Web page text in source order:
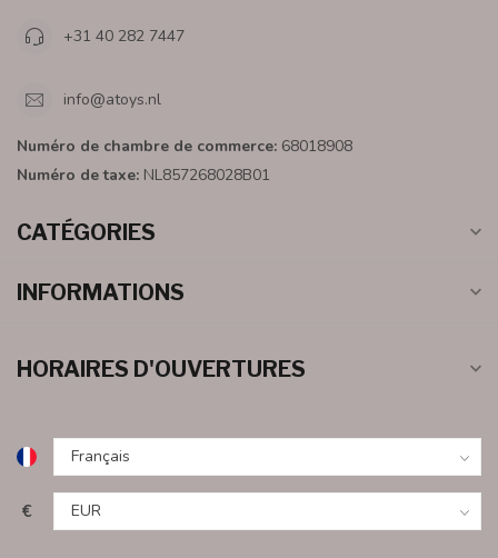
+31 40 282 7447
info@atoys.nl
Numéro de chambre de commerce: 68018908
Numéro de taxe: NL857268028B01
CATÉGORIES
INFORMATIONS
HORAIRES D'OUVERTURES
€